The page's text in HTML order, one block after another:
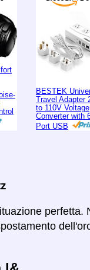
BESTEK
Travel Adapter
to 110V Voltage
Converter with
Port USB
perfetta.